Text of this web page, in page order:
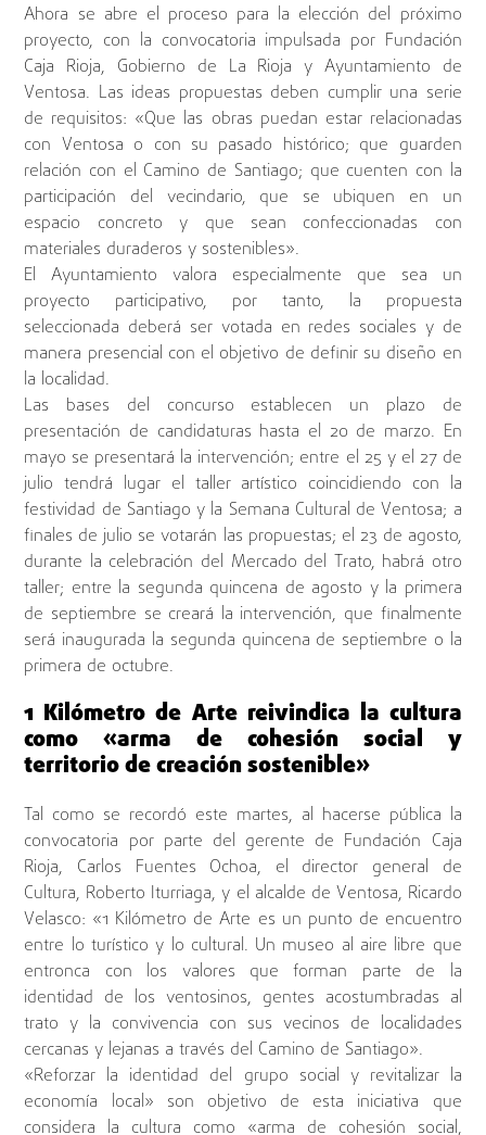
Ahora se abre el proceso para la elección del próximo
proyecto, con la convocatoria impulsada por Fundación
Caja Rioja, Gobierno de La Rioja y Ayuntamiento de
Ventosa. Las ideas propuestas deben cumplir una serie
de requisitos: «Que las obras puedan estar relacionadas
con Ventosa o con su pasado histórico; que guarden
relación con el Camino de Santiago; que cuenten con la
participación del vecindario, que se ubiquen en un
espacio concreto y que sean confeccionadas con
materiales duraderos y sostenibles».
El Ayuntamiento valora especialmente que sea un
proyecto participativo, por tanto, la propuesta
seleccionada deberá ser votada en redes sociales y de
manera presencial con el objetivo de definir su diseño en
la localidad.
Las bases del concurso establecen un plazo de
presentación de candidaturas hasta el 20 de marzo. En
mayo se presentará la intervención; entre el 25 y el 27 de
julio tendrá lugar el taller artístico coincidiendo con la
festividad de Santiago y la Semana Cultural de Ventosa; a
finales de julio se votarán las propuestas; el 23 de agosto,
durante la celebración del Mercado del Trato, habrá otro
taller; entre la segunda quincena de agosto y la primera
de septiembre se creará la intervención, que finalmente
será inaugurada la segunda quincena de septiembre o la
primera de octubre.
1 Kilómetro de Arte reivindica la cultura
como «arma de cohesión social y
territorio de creación sostenible»
Tal como se recordó este martes, al hacerse pública la
convocatoria por parte del gerente de Fundación Caja
Rioja, Carlos Fuentes Ochoa, el director general de
Cultura, Roberto Iturriaga, y el alcalde de Ventosa, Ricardo
Velasco: «1 Kilómetro de Arte es un punto de encuentro
entre lo turístico y lo cultural. Un museo al aire libre que
entronca con los valores que forman parte de la
identidad de los ventosinos, gentes acostumbradas al
trato y la convivencia con sus vecinos de localidades
cercanas y lejanas a través del Camino de Santiago».
«Reforzar la identidad del grupo social y revitalizar la
economía local» son objetivo de esta iniciativa que
considera la cultura como «arma de cohesión social,